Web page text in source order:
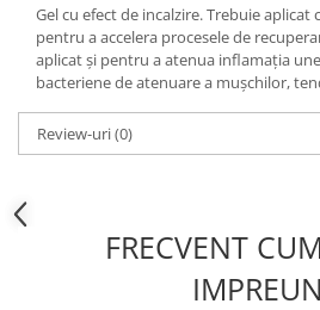
Gel cu efect de incalzire. Trebuie aplicat
pentru a accelera procesele de
aplicat și pentru a atenua inflamația
bacteriene de atenuare a mușchilor,
Review-uri(0)
FRECVENT